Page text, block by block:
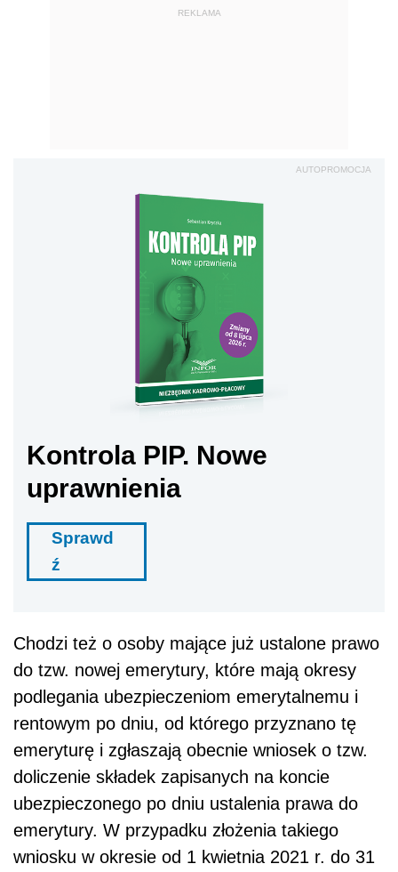
REKLAMA
AUTOPROMOCJA
Kontrola PIP. Nowe
uprawnienia
Sprawd
ź
Chodzi też o osoby mające już ustalone prawo
do tzw. nowej emerytury, które mają okresy
podlegania ubezpieczeniom emerytalnemu i
rentowym po dniu, od którego przyznano tę
emeryturę i zgłaszają obecnie wniosek o tzw.
doliczenie składek zapisanych na koncie
ubezpieczonego po dniu ustalenia prawa do
emerytury. W przypadku złożenia takiego
wniosku w okresie od 1 kwietnia 2021 r. do 31